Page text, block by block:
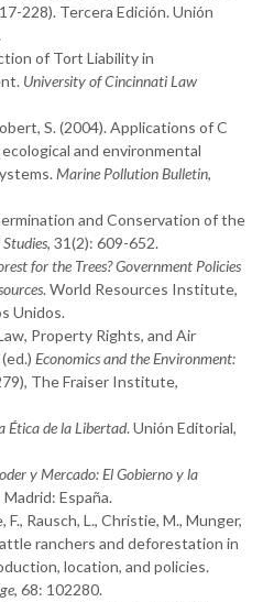
228). Tercera Edición. Unión
of Tort Liability in
University of Cincinnati Law
S. (2004). Applications of C
and environmental
Marine Pollution Bulletin,
and Conservation of the
, 31(2): 609-652.
for the Trees? Government Policies
. World Resources Institute,
Unidos.
Property Rights, and Air
Economics and the Environment:
The Fraiser Institute,
Ética de la Libertad. Unión Editorial,
y Mercado: El Gobierno y la
España.
Rausch, L., Christie, M., Munger,
ranchers and deforestation in
location, and policies.
, 68: 102280.